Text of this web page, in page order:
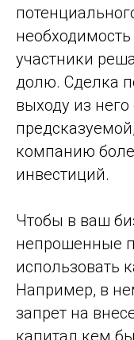
участники
долю. Сделка
выходу из него
компанию
инвестиций.
Чтобы в ваш
непрошенные
использовать
Например, в
запрет на
капитал кем